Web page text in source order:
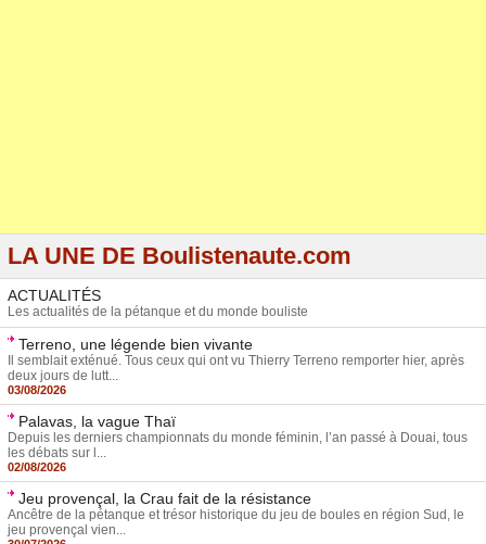
LA UNE DE Boulistenaute.com
ACTUALITÉS
Les actualités de la pétanque et du monde bouliste
Terreno, une légende bien vivante
Il semblait exténué. Tous ceux qui ont vu Thierry Terreno remporter hier, après
deux jours de lutt...
03/08/2026
Palavas, la vague Thaï
Depuis les derniers championnats du monde féminin, l’an passé à Douai, tous
les débats sur l...
02/08/2026
Jeu provençal, la Crau fait de la résistance
Ancêtre de la pétanque et trésor historique du jeu de boules en région Sud, le
jeu provençal vien...